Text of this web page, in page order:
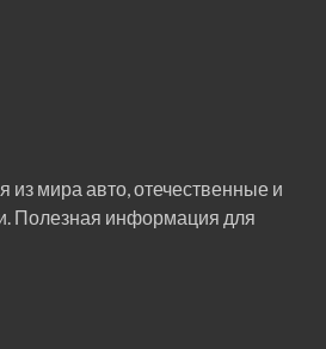
из мира авто, отечественные и
Полезная информация для